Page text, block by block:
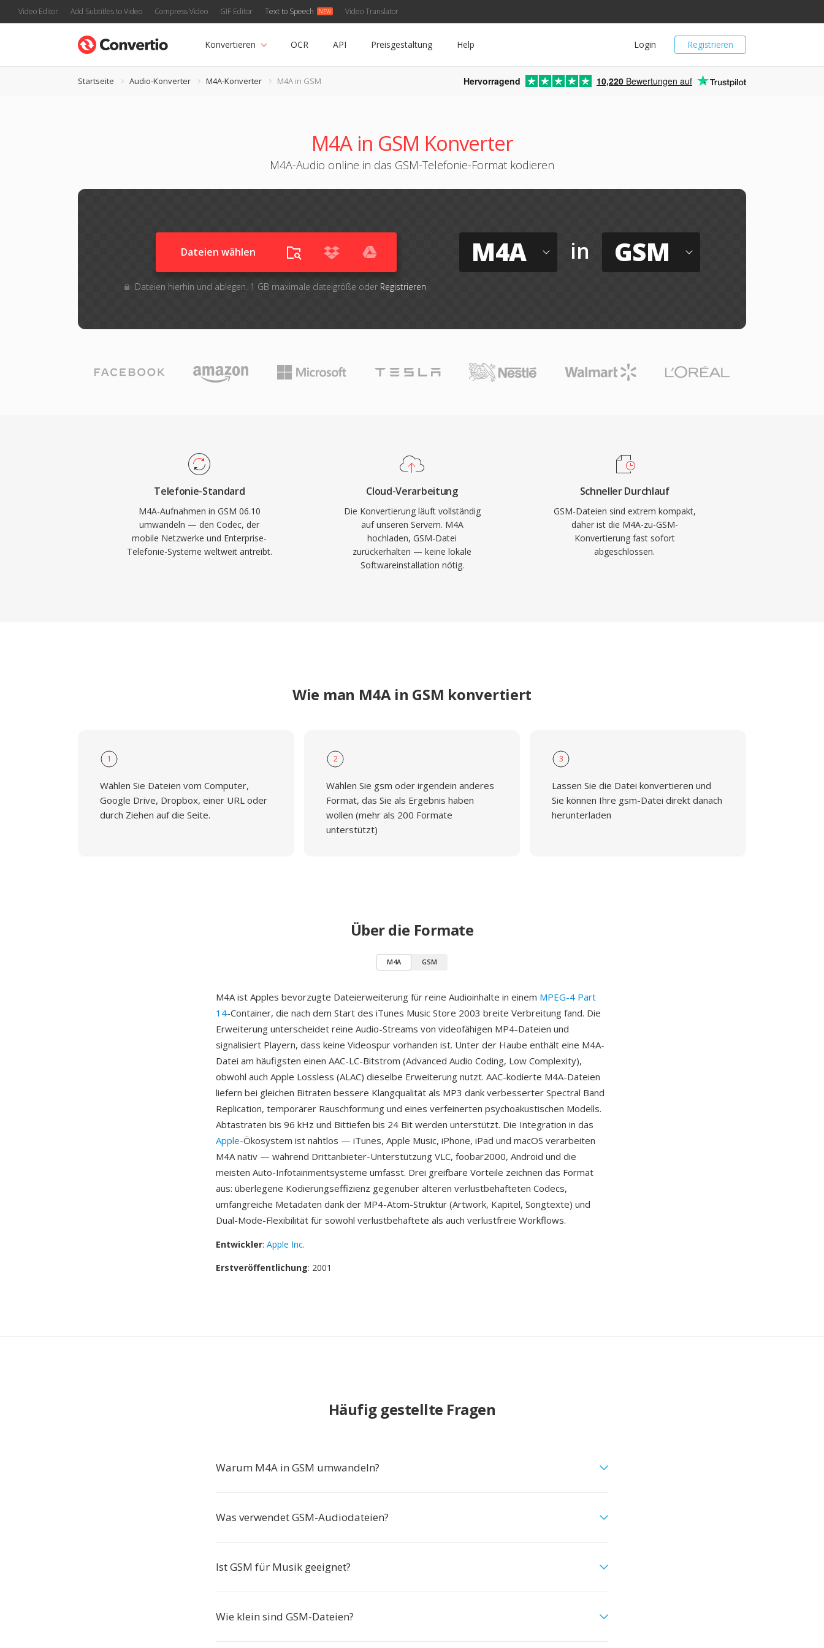
Video Editor Add Subtitles to Video Compress Video GIF Editor Text to Speech Video Translator
Registrieren
Login
Konvertieren OCR API Preisgestaltung Help
Startseite Audio-Konverter M4A-Konverter M4A in GSM Hervorragend 10,220 Bewertungen auf
M4A in GSM Konverter
M4A-Audio online in das GSM-Telefonie-Format kodieren
Dateien wählen
Dateien hierhin und ablegen. 1 GB maximale dateigröße oder Registrieren
M4A in GSM
Telefonie-Standard
M4A-Aufnahmen in GSM 06.10
umwandeln — den Codec, der
mobile Netzwerke und Enterprise-
Telefonie-Systeme weltweit antreibt.
Cloud-Verarbeitung
Die Konvertierung läuft vollständig
auf unseren Servern. M4A
hochladen, GSM-Datei
zurückerhalten — keine lokale
Softwareinstallation nötig.
Schneller Durchlauf
GSM-Dateien sind extrem kompakt,
daher ist die M4A-zu-GSM-
Konvertierung fast sofort
abgeschlossen.
Wie man M4A in GSM konvertiert
1
Wählen Sie Dateien vom Computer,
Google Drive, Dropbox, einer URL oder
durch Ziehen auf die Seite.
2
Wählen Sie gsm oder irgendein anderes
Format, das Sie als Ergebnis haben
wollen (mehr als 200 Formate
unterstützt)
3
Lassen Sie die Datei konvertieren und
Sie können Ihre gsm-Datei direkt danach
herunterladen
Über die Formate
M4A GSM
M4A ist Apples bevorzugte Dateierweiterung für reine Audioinhalte in einem MPEG-4 Part
14-Container, die nach dem Start des iTunes Music Store 2003 breite Verbreitung fand. Die
Erweiterung unterscheidet reine Audio-Streams von videofähigen MP4-Dateien und
signalisiert Playern, dass keine Videospur vorhanden ist. Unter der Haube enthält eine M4A-
Datei am häufigsten einen AAC-LC-Bitstrom (Advanced Audio Coding, Low Complexity),
obwohl auch Apple Lossless (ALAC) dieselbe Erweiterung nutzt. AAC-kodierte M4A-Dateien
liefern bei gleichen Bitraten bessere Klangqualität als MP3 dank verbesserter Spectral Band
Replication, temporärer Rauschformung und eines verfeinerten psychoakustischen Modells.
Abtastraten bis 96 kHz und Bittiefen bis 24 Bit werden unterstützt. Die Integration in das
Apple-Ökosystem ist nahtlos — iTunes, Apple Music, iPhone, iPad und macOS verarbeiten
M4A nativ — während Drittanbieter-Unterstützung VLC, foobar2000, Android und die
meisten Auto-Infotainmentsysteme umfasst. Drei greifbare Vorteile zeichnen das Format
aus: überlegene Kodierungseffizienz gegenüber älteren verlustbehafteten Codecs,
umfangreiche Metadaten dank der MP4-Atom-Struktur (Artwork, Kapitel, Songtexte) und
Dual-Mode-Flexibilität für sowohl verlustbehaftete als auch verlustfreie Workflows.
Entwickler: Apple Inc.
Erstveröffentlichung: 2001
Häufig gestellte Fragen
Warum M4A in GSM umwandeln?
Was verwendet GSM-Audiodateien?
Ist GSM für Musik geeignet?
Wie klein sind GSM-Dateien?